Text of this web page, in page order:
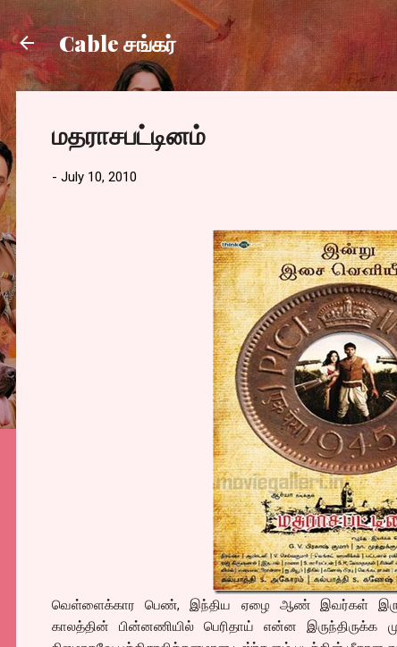
Skip
Cable சங்கர்
மதராசபட்டினம்
- July 10, 2010
வெள்ளைக்கார பெண், இந்திய ஏழை ஆண் இவர்கள்
காலத்தின் பின்னணியில் பெரிதாய் என்ன இருந்திருக்க